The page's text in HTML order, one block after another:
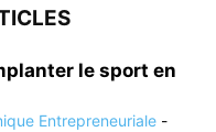
le sport en
Entrepreneuriale -